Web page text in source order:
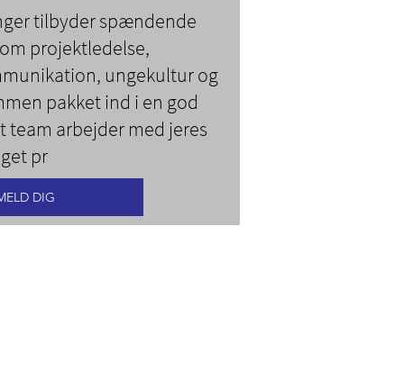
tilbyder spændende
projektledelse,
ungekultur og
pakket ind i en god
team arbejder med jeres
pr
DIG